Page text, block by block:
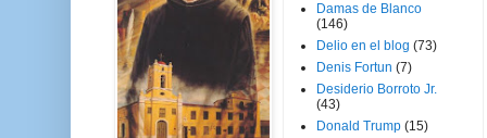
Damas de Blanco
(146)
Delio en el blog (73)
Denis Fortun (7)
Desiderio Borroto Jr.
(43)
Donald Trump (15)